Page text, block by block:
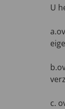
U
c.